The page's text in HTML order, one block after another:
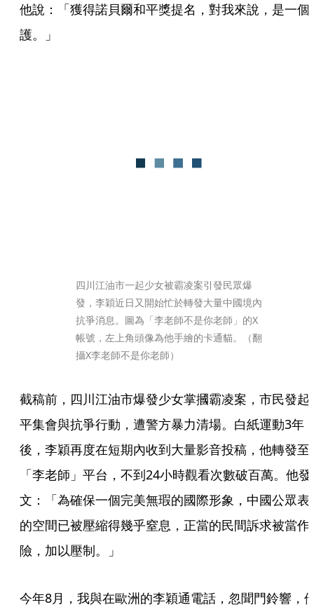
他說：「獲得諾貝爾和平獎提名，對我來說，是一個
護。」
四川江油市一起少女被霸凌案引發民眾爆
發，李穎近日又開始忙於轉發大量中國境內
抗爭消息。圖為「李老師不是你老師」的X
帳號，左上角頭像為他手繪的卡通貓。（翻
攝X李老師不是你老師）
截稿前，四川江油市爆發少女掌摑霸凌案，市民發起
平集會與抗爭行動，遭警方暴力清場。白紙運動3年
後，李穎再度在短期內收到大量影音投稿，他轉發至
「李老師」平台，不到24小時觀看次數破百萬。他發
文：「為確保一個完美無瑕的國際形象，中國公眾表
的空間已被壓縮得幾乎窒息，正當的民間訴求被當作
險，加以壓制。」
今年8月，我與在歐洲的李穎通電話，忽聞門鈴響，